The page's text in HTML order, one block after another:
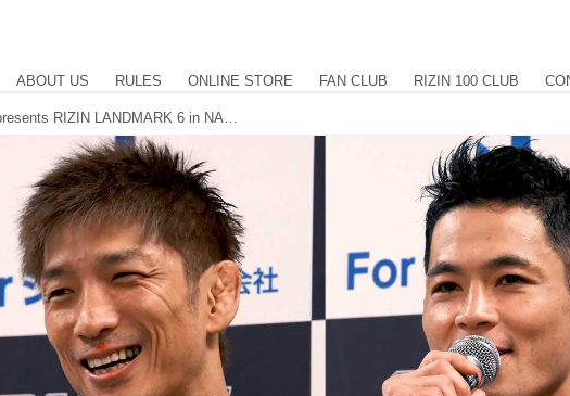
ABOUT US RULES ONLINE STORE FAN CLUB RIZIN 100 CLUB